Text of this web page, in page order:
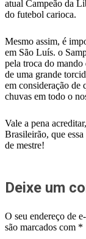
atual Campeão da
do futebol carioca.
Mesmo assim, é
em São Luís. o
pela troca do
de uma grande
em consideração de
chuvas em todo o
Vale a pena
Brasileirão, que
de mestre!
Deixe um
O seu endereço de
são marcados com *